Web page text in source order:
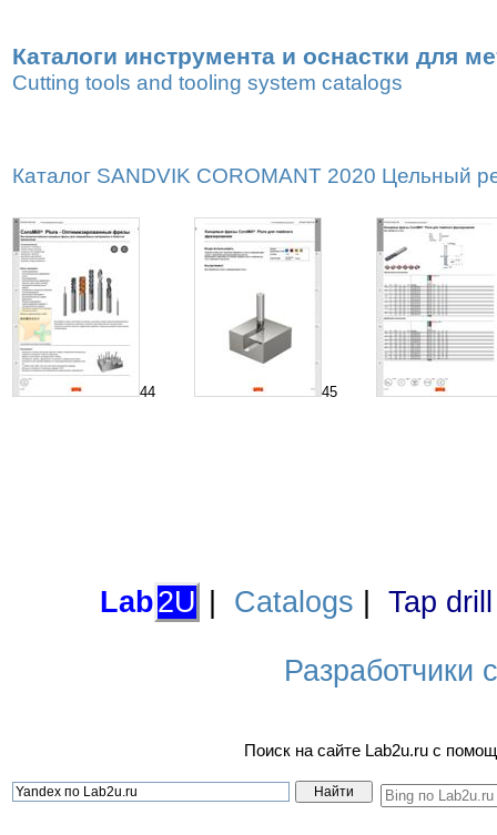
Каталоги инструмента и оснастки для
Cutting tools and tooling system catalogs
Каталог SANDVIK COROMANT 2020 Цельный
44 45
Lab2U Catalogs Tap
Разработчики
Поиск на сайте Lab2u.ru с